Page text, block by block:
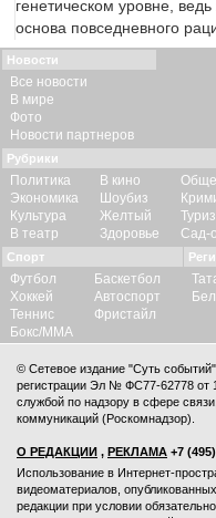
генетическом уровне,
основа повседневного
Новости
Все новости
В мире
Фото
Новости партнеров
Рубрики
Политика
Экономика
Культура
В театр
В кино
Шоубиз
Желтый
Здоровье
Сад-
Спорт
Футбол
Хоккей
Теннис
Бокс/ММА
Баскетбол
Автоспорт
Фристайл
© Сетевое издание "Суть
регистрации Эл № ФС77-62778 от
службой по надзору в сфере
коммуникаций (Роскомнадзор).
О РЕДАКЦИИ , РЕКЛАМА +7
Использование в Интернет-
видеоматериалов,
редакции при условии